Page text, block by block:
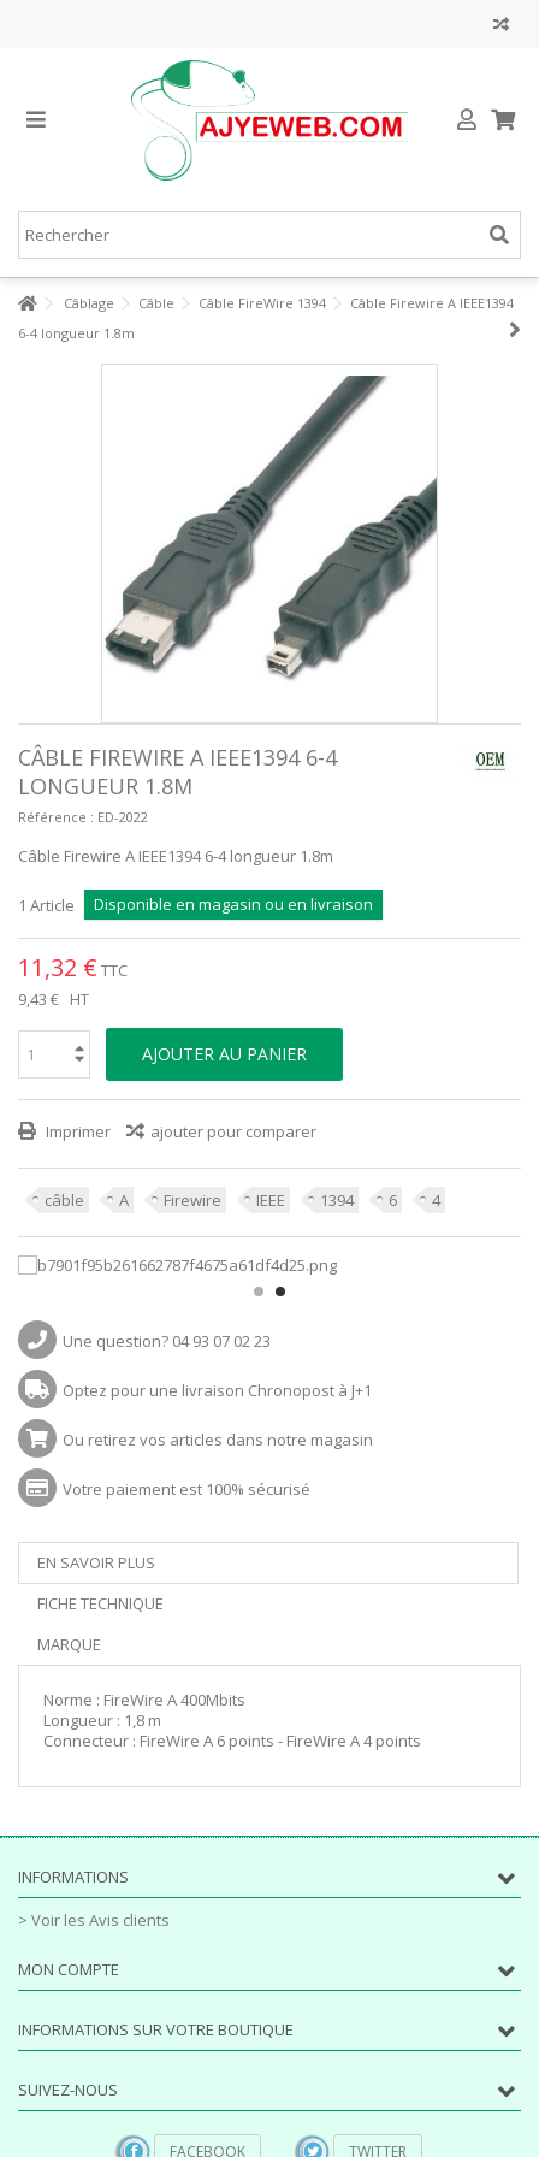
Câblage Câble Câble FireWire 1394
Câble Firewire A IEEE1394
6-4 longueur 1.8m
CÂBLE FIREWIRE A IEEE1394 6-4
LONGUEUR 1.8M
Référence : ED-2022
Câble Firewire A IEEE1394 6-4 longueur 1.8m
1 Article Disponible en magasin ou en livraison
11,32 € TTC
9,43 € HT
AJOUTER AU PANIER
Imprimer ajouter pour comparer
câble A Firewire IEEE 1394 6 4
Une question? 04 93 07 02 23
Optez pour une livraison Chronopost à J+1
Ou retirez vos articles dans notre magasin
Votre paiement est 100% sécurisé
EN SAVOIR PLUS
FICHE TECHNIQUE
MARQUE
Norme : FireWire A 400Mbits
Longueur : 1,8 m
Connecteur : FireWire A 6 points - FireWire A 4 points
INFORMATIONS
> Voir les Avis clients
MON COMPTE
INFORMATIONS SUR VOTRE BOUTIQUE
SUIVEZ-NOUS
FACEBOOK TWITTER